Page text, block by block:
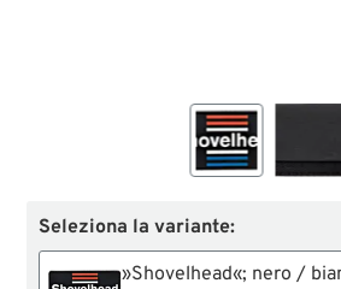
Seleziona la variante:
»Shovelhead«; nero /